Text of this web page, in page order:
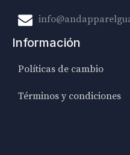
Información
Políticas de cambio
Términos y condiciones